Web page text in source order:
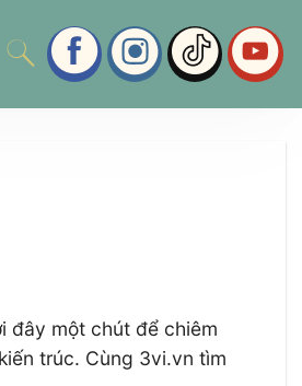
đây một chút để chiêm
trúc. Cùng 3vi.vn tìm